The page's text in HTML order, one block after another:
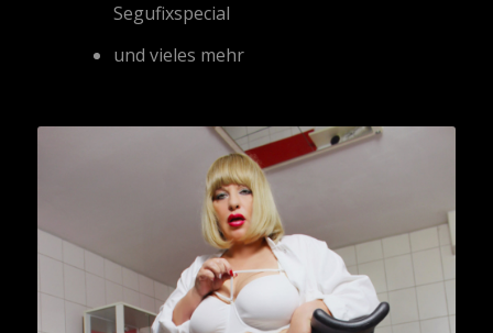
Segufixspecial
und vieles mehr